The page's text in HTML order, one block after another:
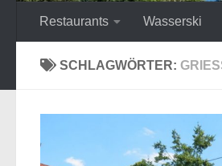
Restaurants Wasserski
SCHLAGWÖRTER: